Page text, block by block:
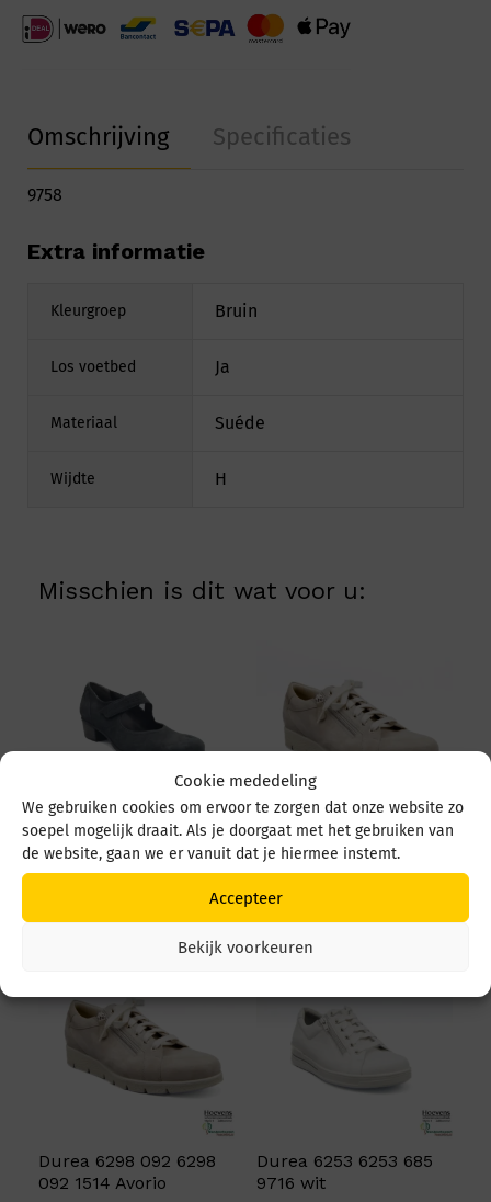
Cookie mededeling
We gebruiken cookies om ervoor te zorgen dat onze website zo
soepel mogelijk draait. Als je doorgaat met het gebruiken van
de website, gaan we er vanuit dat je hiermee instemt.
Accepteer
Bekijk voorkeuren
Omschrijving Specificaties
9758
Extra informatie
Kleurgroep Bruin
Los voetbed Ja
Materiaal Suéde
Wijdte H
Misschien is dit wat voor u:
Durea 5679 5679 035
4549 Zwart
219,95
Durea 6298 095 6298
0945 1514 Avorio
Durea 6298 092 6298
092 1514 Avorio
Durea 6253 6253 685
9716 wit